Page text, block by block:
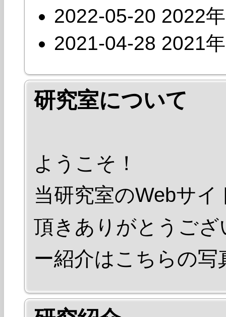
2022-05-20 2022
2021-04-28 2021
研究室について
ようこそ！
当研究室のWebサイ
頂きありがとうご
ー紹介はこちらの